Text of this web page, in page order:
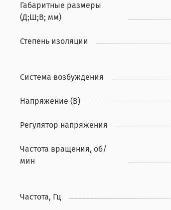
Габаритные размеры
(Д;Ш;В; мм)
Степень изоляции
Система возбуждения
Напряжение (В)
Регулятор напряжения
Частота вращения, об/
мин
Частота, Гц